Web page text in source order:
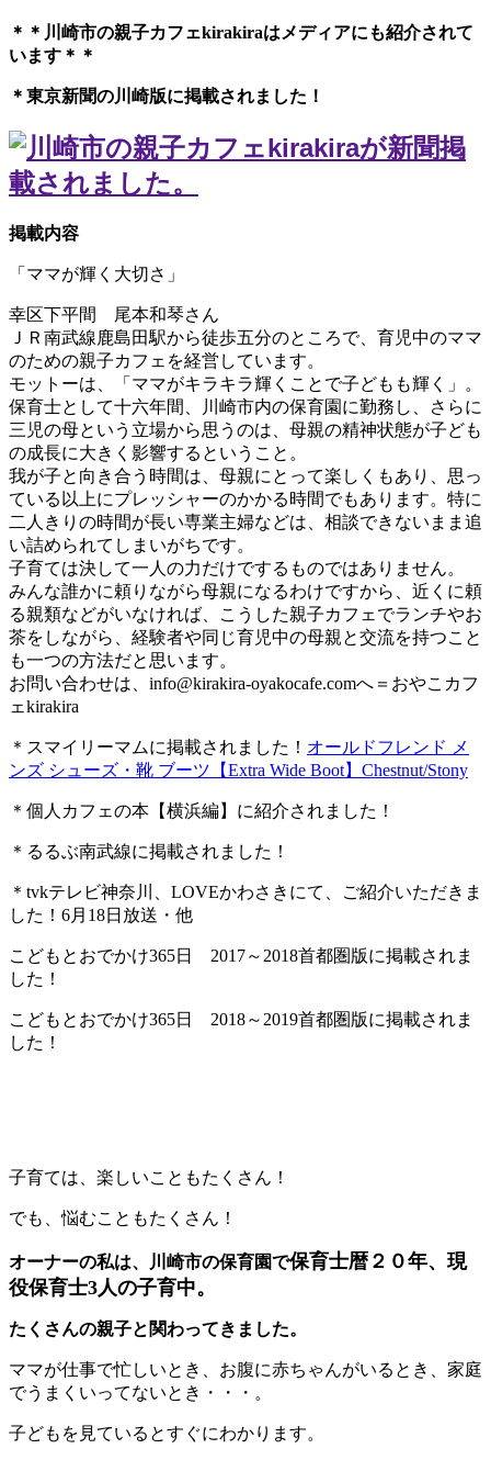
＊＊川崎市の親子カフェkirakiraは メディアにも紹介されて
います＊＊
＊東京新聞の川崎版に掲載されました！
掲載内容
「ママが輝く大切さ」
幸区下平間 尾本和琴さん
ＪＲ南武線鹿島田駅から徒歩五分のところで、育児中のママ
のための親子カフェを経営しています。
モットーは、「ママがキラキラ輝くことで子どもも輝く」。
保育士として十六年間、川崎市内の保育園に勤務し、さらに
三児の母という立場から思うのは、母親の精神状態が子ども
の成長に大きく影響するということ。
我が子と向き合う時間は、母親にとって楽しくもあり、思っ
ている以上にプレッシャーのかかる時間でもあります。特に
二人きりの時間が長い専業主婦などは、相談できないまま追
い詰められてしまいがちです。
子育ては決して一人の力だけでするものではありません。
みんな誰かに頼りながら母親になるわけですから、近くに頼
る親類などがいなければ、こうした親子カフェでランチやお
茶をしながら、経験者や同じ育児中の母親と交流を持つこと
も一つの方法だと思います。
お問い合わせは、 info@kirakira-oyakocafe.comへ＝おやこカフ
ェkirakira
＊スマイリーマムに掲載されました！ オールドフレンド メ
ンズ シューズ・靴 ブーツ【Extra Wide Boot】Chestnut/Stony
＊個人カフェの本【横浜編】に紹介されました！
＊るるぶ南武線に掲載されました！
＊tvkテレビ神奈川、LOVEかわさきにて、ご紹介いただきま
した！6月18日放送・他
こどもとおでかけ365日 2017～2018首都圏版に掲載されま
した！
こどもとおでかけ365日 2018～2019首都圏版に掲載されま
した！
子育ては、楽しいこともたくさん！
でも、悩むこともたくさん！
オーナーの私は、川崎市の保育園で保育士暦２０年、現
役保育士3人の子育中。
たくさんの親子と関わってきました。
ママが仕事で忙しいとき、お腹に赤ちゃんがいるとき、家庭
でうまくいってないとき・・・。
子どもを見ているとすぐにわかります。